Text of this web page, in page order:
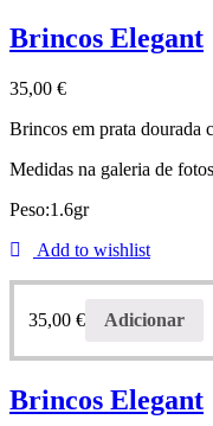
Brincos Elegant
35,00 €
Brincos em prata dourada
Medidas na galeria de
Peso:1.6gr
Add to wishlist
35,00 € Adicionar
Brincos Elegant